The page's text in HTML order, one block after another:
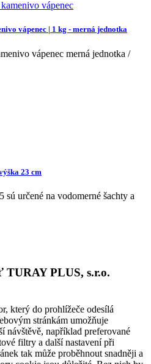
vápenec | 1 kg - merná jednotka
vápenec merná jednotka /
23 cm
určené na vodomerné šachty a
TURAY PLUS, s.r.o.
který do prohlížeče odesílá
stránkám umožňuje
návštěvě, například preferované
filtry a další nastavení při
tak může proběhnout snadněji a